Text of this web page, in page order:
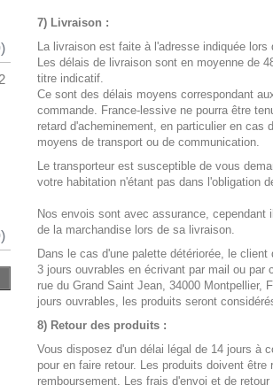
)
)
7) Livraison :
La livraison est faite à l'adresse indiquée lors
Les délais de livraison sont en moyenne de
titre indicatif.
Ce sont des délais moyens correspondant
commande. France-lessive ne pourra être
retard d'acheminement, en particulier en cas
moyens de transport ou de communication.
Le transporteur est susceptible de vous
votre habitation n'étant pas dans l'obligation
Nos envois sont avec assurance,
de la marchandise lors de sa livraison.
Dans le cas d'une palette détériorée, le
3 jours ouvrables en écrivant par mail ou par
rue du Grand Saint Jean, 34000 Montpellier,
jours ouvrables, les produits seront
8) Retour des produits :
Vous disposez d'un délai légal de 14 jours à
pour en faire retour. Les produits doivent
remboursement. Les frais d'envoi et de